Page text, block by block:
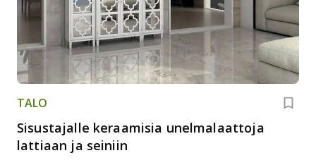
TALO
Sisustajalle keraamisia unelmalaattoja
lattiaan ja seiniin